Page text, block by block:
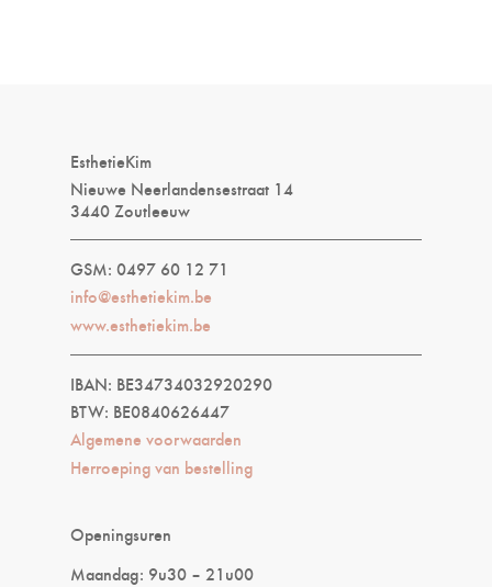
EsthetieKim
Nieuwe Neerlandensestraat 14
3440 Zoutleeuw
GSM: 0497 60 12 71
info@esthetiekim.be
www.esthetiekim.be
IBAN: BE34734032920290
BTW: BE0840626447
Algemene voorwaarden
Herroeping van bestelling
Openingsuren
Maandag: 9u30 – 21u00